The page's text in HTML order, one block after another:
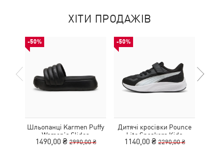
ХІТИ ПРОДАЖІВ
-50%
Шльопанці Karmen Puffy
Women's Slides
1490,00 ₴ 2990,00 ₴
-50%
Дитячі кросівки Pounce
Lite Sneakers Kids
1140,00 ₴ 2290,00 ₴